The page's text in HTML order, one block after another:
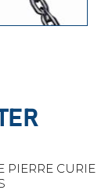
PIERRE CURIE